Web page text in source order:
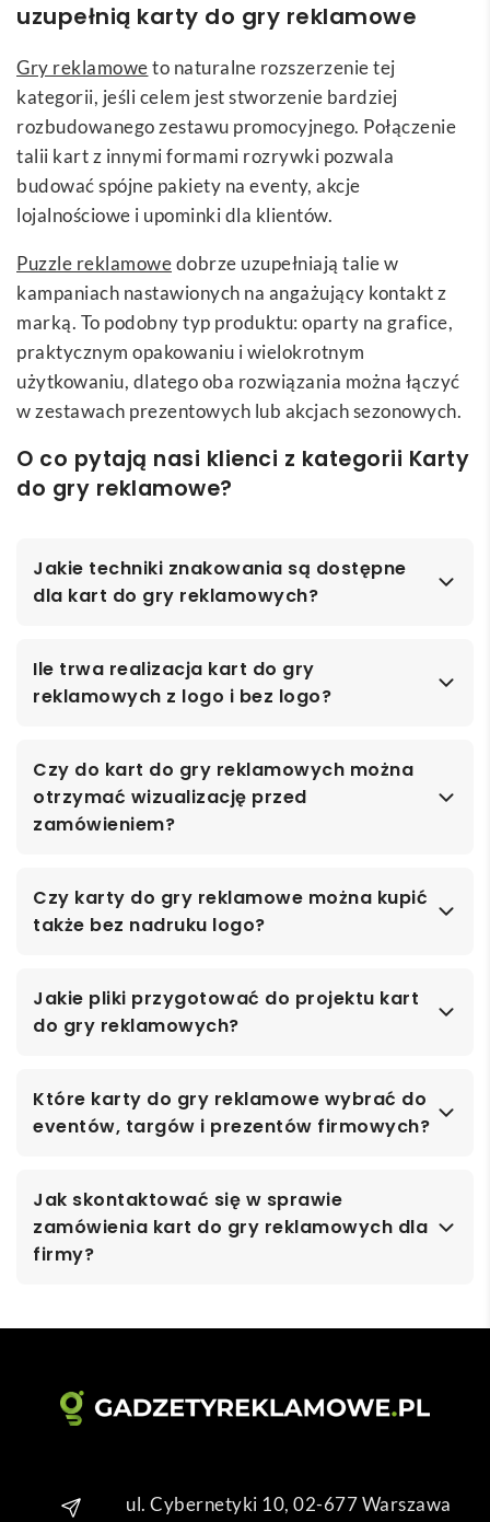
uzupełnią karty do gry reklamowe
Gry reklamoweto naturalne rozszerzenie tej
kategorii, jeśli celem jest stworzenie bardziej
rozbudowanego zestawu promocyjnego. Połączenie
talii kart z innymi formami rozrywki pozwala
budować spójne pakiety na eventy, akcje
lojalnościowe i upominki dla klientów.
Puzzle reklamowedobrze uzupełniają talie w
kampaniach nastawionych na angażujący kontakt z
marką. To podobny typ produktu: oparty na grafice,
praktycznym opakowaniu i wielokrotnym
użytkowaniu, dlatego oba rozwiązania można łączyć
w zestawach prezentowych lub akcjach sezonowych.
O co pytają nasi klienci z kategorii Karty
do gry reklamowe?
Jakie techniki znakowania są dostępne
dla kart do gry reklamowych?
Ile trwa realizacja kart do gry
reklamowych z logo i bez logo?
Czy do kart do gry reklamowych można
otrzymać wizualizację przed
zamówieniem?
Czy karty do gry reklamowe można kupić
także bez nadruku logo?
Jakie pliki przygotować do projektu kart
do gry reklamowych?
Które karty do gry reklamowe wybrać do
eventów, targów i prezentów firmowych?
Jak skontaktować się w sprawie
zamówienia kart do gry reklamowych dla
firmy?
ul. Cybernetyki 10, 02-677 Warszawa